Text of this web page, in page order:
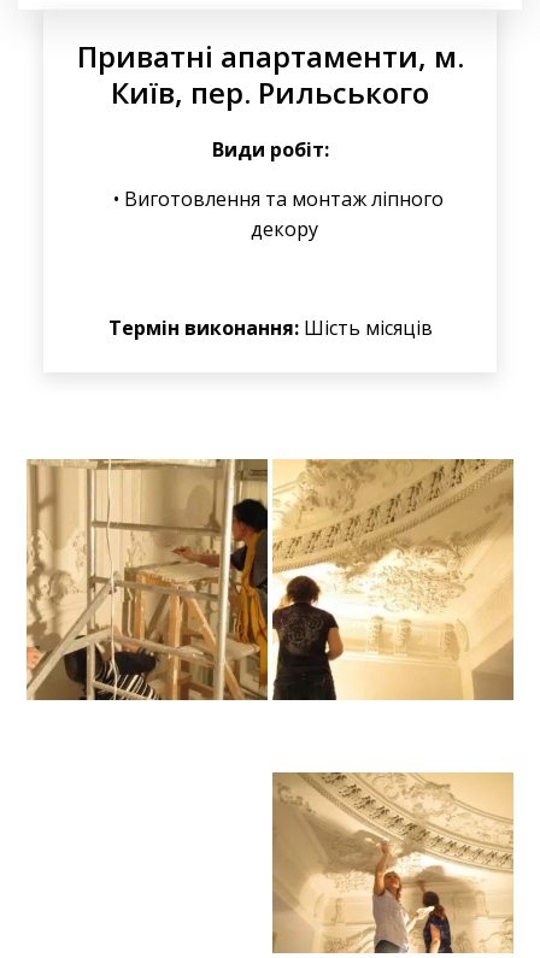
Приватні апартаменти, м.
Київ, пер. Рильського
Види робіт:
Виготовлення та монтаж ліпного
декору
Термін виконання:Шість місяців